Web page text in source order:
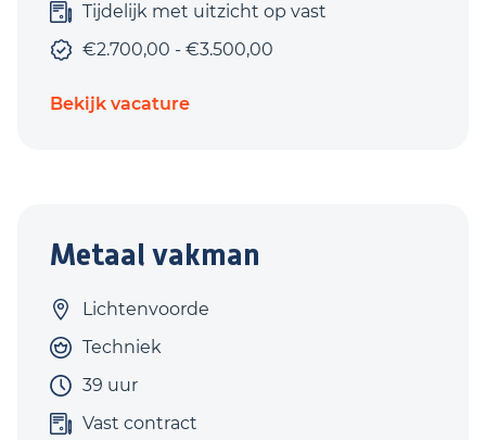
Tijdelijk met uitzicht op vast
€2.700,00 - €3.500,00
Bekijk vacature
Metaal vakman
Lichtenvoorde
Techniek
39 uur
Vast contract